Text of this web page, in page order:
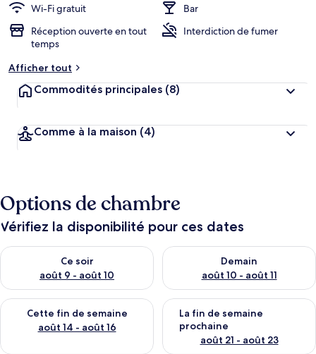
Wi-Fi gratuit
Bar
Réception ouverte en tout
temps
Interdiction de fumer
Afficher tout
Commodités principales (8)
Comme à la maison (4)
Options de chambre
Vérifiez la disponibilité pour ces dates
Ce soir
août 9 - août 10
Vérifier la disponibilité pour ce soir août 9 - août 10
Demain
août 10 - août 11
Vérifier la disponibilité pour
Cette fin de semaine
août 14 - août 16
Vérifier la disponibilité pour cette fin de semaine août 14 -
La fin de semaine
prochaine
août 21 - août 23
Vérifier la disponibilité pour